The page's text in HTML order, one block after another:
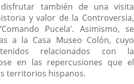
también de una visita
y valor de la Controversia,
Pucela’. Asimismo, se
a la Casa Museo Colón, cuyo
relacionados con la
en las repercusiones que el
territorios hispanos.